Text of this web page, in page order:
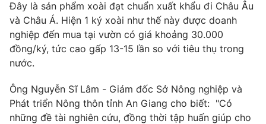
VTV Money VTV Thể thao
VTV Sức khoẻ Bất động sản
VTV4 Vươn mình bằng AI
Đây là sản phẩm xoài đạt chuẩn xuất khẩu đi Châu Âu
và Châu Á. Hiện 1 ký xoài như thế này được doanh
nghiệp đến mua tại vườn có giá khoảng 30.000
đồng/ký, tức cao gấp 13-15 lần so với tiêu thụ trong
nước.
Ông Nguyễn Sĩ Lâm - Giám đốc Sở Nông nghiệp và
Phát triển Nông thôn tỉnh An Giang cho biết: "Có
những đề tài nghiên cứu, đồng thời tập huấn giúp cho